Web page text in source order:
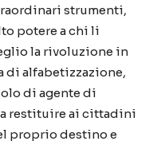
strumenti,
potere a chi li
la rivoluzione in
di alfabetizzazione,
di agente di
a restituire ai cittadini
proprio destino e